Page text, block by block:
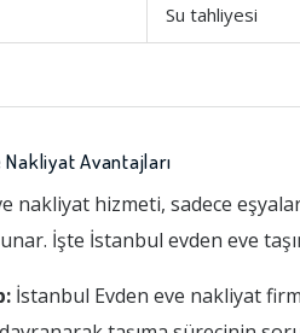
Su tahliyesi
Nakliyat Avantajları
nakliyat hizmeti, sadece
İşte İstanbul evden eve
İstanbul Evden eve nakliyat